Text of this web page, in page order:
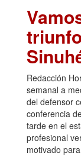
Redacción
semanal a
del defensor
conferencia
tarde en el
profesional
motivado